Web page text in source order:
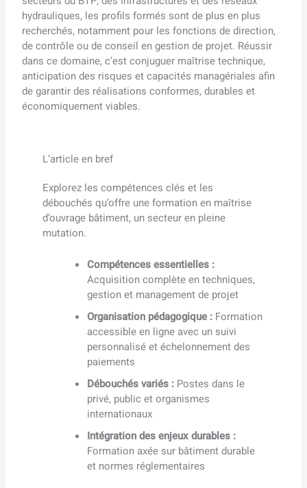
hydrauliques, les profils formés sont de plus en plus
recherchés, notamment pour les fonctions de direction,
de contrôle ou de conseil en gestion de projet. Réussir
dans ce domaine, c’est conjuguer maîtrise technique,
anticipation des risques et capacités managériales afin
de garantir des réalisations conformes, durables et
économiquement viables.
L’article en bref
Explorez les compétences clés et les
débouchés qu’offre une formation en maîtrise
d’ouvrage bâtiment, un secteur en pleine
mutation.
Compétences essentielles :
Acquisition complète en techniques,
gestion et management de projet
Organisation pédagogique : Formation
accessible en ligne avec un suivi
personnalisé et échelonnement des
paiements
Débouchés variés : Postes dans le
privé, public et organismes
internationaux
Intégration des enjeux durables :
Formation axée sur bâtiment durable
et normes réglementaires